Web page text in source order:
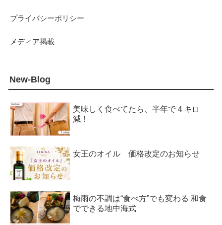
プライバシーポリシー
メディア掲載
New-Blog
美味しく食べてたら、半年で４キロ
減！
女王のオイル 価格改定のお知らせ
梅雨の不調は“食べ方”でも変わる 和食
でできる地中海式